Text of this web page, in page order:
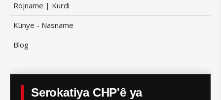
Rojname | Kurdi
Künye - Nasname
Blog
Serokatiya CHP'ê ya